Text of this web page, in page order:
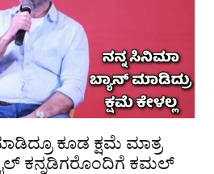
ಕೂಡ ಕ್ಷಮೆ ಮಾತ್ರ
ಕನ್ನಡಿಗರೊಂದಿಗೆ ಕಮಲ್